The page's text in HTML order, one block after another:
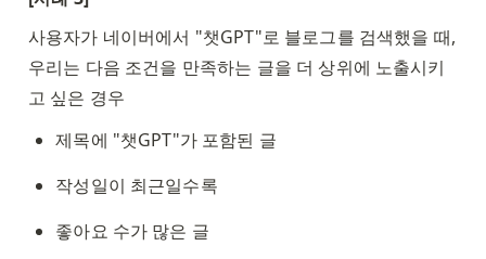
사용자가 네이버에서 "챗GPT"로 블로그를 검색했을 때,
우리는 다음 조건을 만족하는 글을 더 상위에 노출시키
고 싶은 경우
제목에 "챗GPT"가 포함된 글
작성일이 최근일수록
좋아요 수가 많은 글